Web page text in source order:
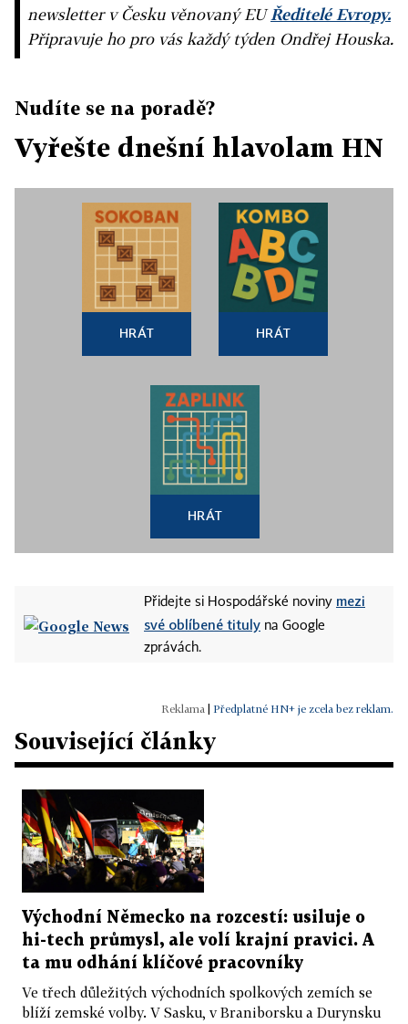
newsletter v Česku věnovaný EUŘeditelé Evropy.
Připravuje ho pro vás každý týden Ondřej Houska.
Nudíte se na poradě?
Vyřešte dnešní hlavolam HN
HRÁT HRÁT
HRÁT
Přidejte si Hospodářské noviny mezi
své oblíbené tituly na Google
zprávách.
Předplatné HN+ je zcela bez reklam.
Související články
Východní Německo na rozcestí: usiluje o
hi-tech průmysl, ale volí krajní pravici. A
ta mu odhání klíčové pracovníky
Ve třech důležitých východních spolkových zemích se
blíží zemské volby. V Sasku, v Braniborsku a Durynsku